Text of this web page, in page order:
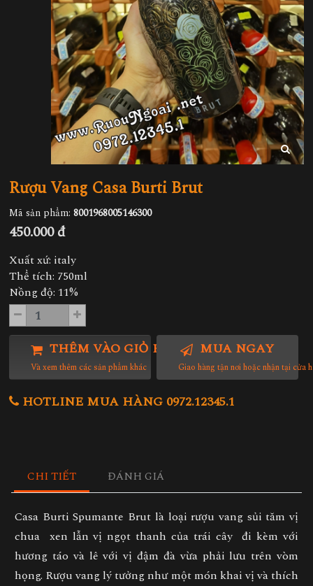
Rượu Vang Casa Burti Brut
Mã sản phẩm: 8001968005146300
450.000 đ
Xuất xứ: italy
Thể tích: 750ml
Nồng độ: 11%
THÊM VÀO GIỎ HÀNG
Và xem thêm các sản phẩm khác
MUA NGAY
Giao hàng tận nơi hoặc nhận tại cửa
HOTLINE MUA HÀNG 0972.12345.1
CHI TIẾT ĐÁNH GIÁ
Casa Burti Spumante Brut là loại rượu vang sủi tăm vị
chua xen lẫn vị ngọt thanh của trái cây đi kèm với
hương táo và lê với vị đậm đà vừa phải lưu trên vòm
họng. Rượu vang lý tưởng như một món khai vị và thích